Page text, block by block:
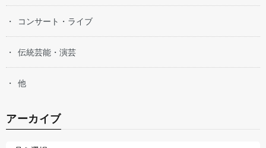
コンサート・ライブ
伝統芸能・演芸
他
アーカイブ